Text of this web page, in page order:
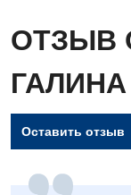
ОТЗЫВ
Оставить отзыв